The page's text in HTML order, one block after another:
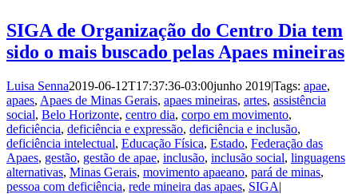
SIGA de Organização do Centro Dia tem
sido o mais buscado pelas Apaes mineiras
Luisa Senna2019-06-12T17:37:36-03:00junho 2019|Tags: apae,
apaes, Apaes de Minas Gerais, apaes mineiras, artes, assistência
social, Belo Horizonte, centro dia, corpo em movimento,
deficiência, deficiência e expressão, deficiência e inclusão,
deficiência intelectual, Educação Física, Estado, Federação das
Apaes, gestão, gestão de apae, inclusão, inclusão social, linguagens
alternativas, Minas Gerais, movimento apaeano, pará de minas,
pessoa com deficiência, rede mineira das apaes, SIGA|